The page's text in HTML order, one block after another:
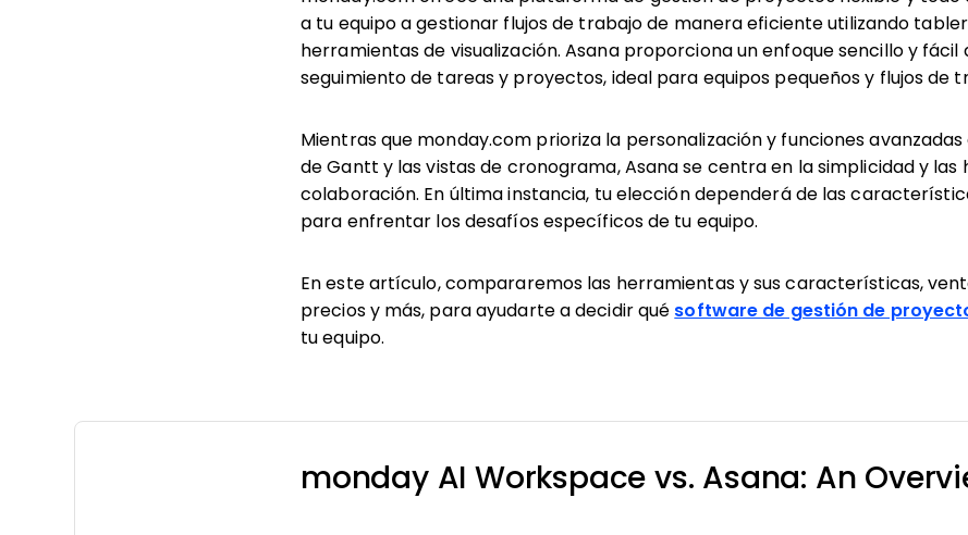
a tu equipo a gestionar flujos de trabajo de manera eficiente utilizando
herramientas de visualización. Asana proporciona un enfoque sencillo y fácil
seguimiento de tareas y proyectos, ideal para equipos pequeños y flujos de
Mientras que monday.com prioriza la personalización y funciones
de Gantt y las vistas de cronograma, Asana se centra en la simplicidad y las
colaboración. En última instancia, tu elección dependerá de las
para enfrentar los desafíos específicos de tu equipo.
En este artículo, compararemos las herramientas y sus características,
precios y más, para ayudarte a decidir qué software de gestión de
tu equipo.
monday AI Workspace vs. Asana: An